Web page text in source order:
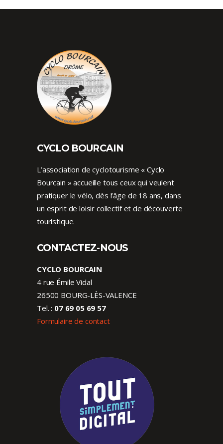
CYCLO BOURCAIN
L’association de cyclotourisme « Cyclo
Bourcain » accueille tous ceux qui veulent
pratiquer le vélo, dès l’âge de 18 ans, dans
un esprit de loisir collectif et de découverte
touristique.
CONTACTEZ-NOUS
CYCLO BOURCAIN
4 rue Émile Vidal
26500 BOURG-LÈS-VALENCE
Tel. : 07 69 05 69 57
Formulaire de contact